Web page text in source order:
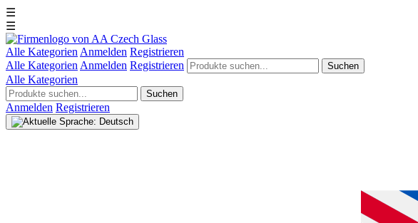
☰
☰
Alle Kategorien Anmelden Registrieren
Alle Kategorien Anmelden Registrieren Suchen
Alle Kategorien
Suchen
Anmelden Registrieren